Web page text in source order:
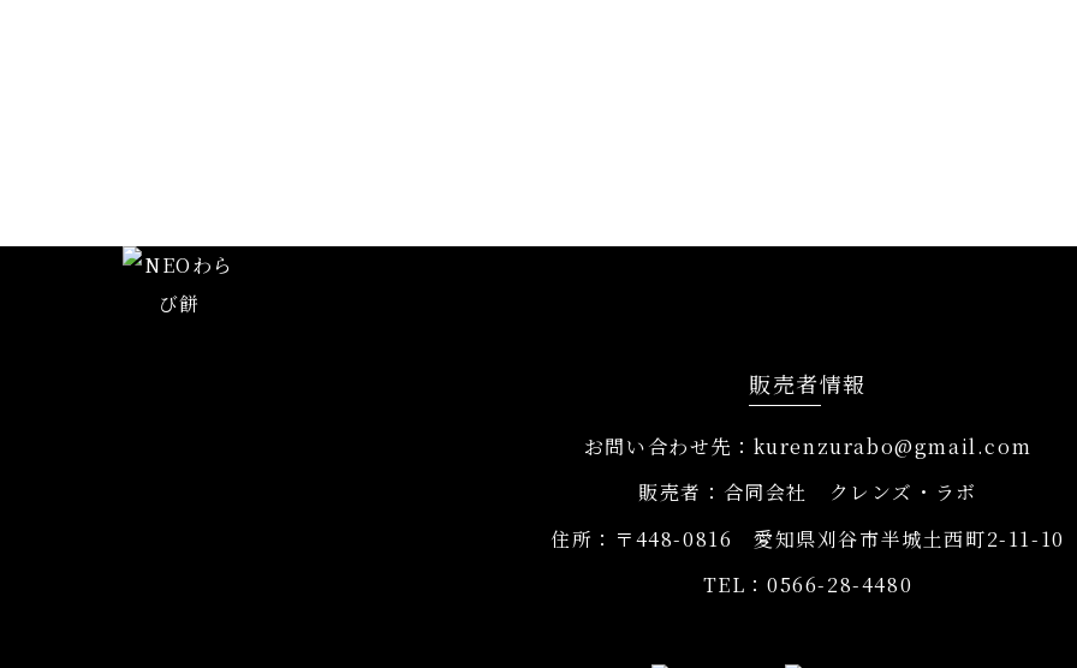
販売者情報
お問い合わせ先：kurenzurabo@gmail.com
販売者：合同会社 クレンズ・ラボ
住所：〒448-0816 愛知県刈谷市半城土西町2-11-10
TEL：0566-28-4480